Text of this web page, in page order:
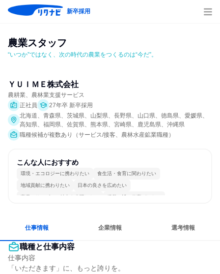
新卒採用
農業スタッフ
“いつか”ではなく、次の時代の農業をつくるのは“今だ”。
ＹＵＩＭＥ株式会社
農耕業、農林業支援サービス
正社員
27年卒 新卒採用
北海道、青森県、茨城県、山梨県、長野県、山口県、徳島県、愛媛県、
高知県、福岡県、佐賀県、熊本県、宮崎県、鹿児島県、沖縄県
職種候補が複数あり（サービス/接客、農林水産鉱業職種）
こんな人におすすめ
環境・エコロジーに携わりたい 食生活・食育に関わりたい
地域貢献に携わりたい 日本の良さを広めたい
商品・サービスの魅力を表現したい 経営に近い仕事がしたい
仕事情報 企業情報 選考情報
職種と仕事内容
仕事内容
「いただきます」に、もっと誇りを。